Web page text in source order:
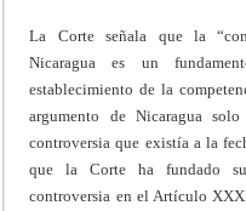
La Corte señala que la
Nicaragua es un
establecimiento de la
argumento de Nicaragua
controversia que existía a la
que la Corte ha fundado
controversia en el Artículo